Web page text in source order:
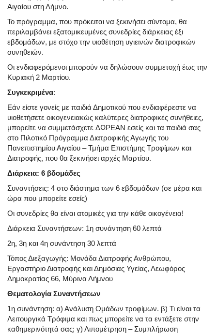
Αιγαίου στη Λήμνο.
Το πρόγραμμα, που πρόκειται να ξεκινήσει σύντομα, θα
περιλαμβάνει εξατομικευμένες συνεδρίες διάρκειας έξι
εβδομάδων, με στόχο την υιοθέτηση υγιεινών διατροφικών
συνηθειών.
Οι ενδιαφερόμενοι μπορούν να δηλώσουν συμμετοχή έως την
Κυριακή 2 Μαρτίου.
Συγκεκριμένα:
Εάν είστε γονείς με παιδιά Δημοτικού που ενδιαφέρεστε να
υιοθετήσετε οικογενειακώς καλύτερες διατροφικές συνήθειες,
μπορείτε να συμμετάσχετε ΔΩΡΕΑΝ εσείς και τα παιδιά σας
στο Πιλοτικό Πρόγραμμα Διατροφικής Αγωγής του
Πανεπιστημίου Αιγαίου – Τμήμα Επιστήμης Τροφίμων και
Διατροφής, που θα ξεκινήσει αρχές Μαρτίου.
Διάρκεια: 6 βδομάδες
Συναντήσεις: 4 στο διάστημα των 6 εβδομάδων (σε μέρα και
ώρα που μπορείτε εσείς)
Οι συνεδρίες θα είναι ατομικές για την κάθε οικογένεια!
Διάρκεια Συναντήσεων: 1η συνάντηση 60 λεπτά
2η, 3η και 4η συνάντηση 30 λεπτά
Τόπος Διεξαγωγής: Μονάδα Διατροφής Ανθρώπου,
Εργαστήριο Διατροφής και Δημόσιας Υγείας, Λεωφόρος
Δημοκρατίας 66, Μύρινα Λήμνου
Θεματολογία Συναντήσεων
1η συνάντηση: α) Ανάλυση Ομάδων τροφίμων. β) Τι είναι τα
Λειτουργικά Τρόφιμα και πως μπορείτε να τα εντάξετε στην
καθημερινότητά σας; γ) Λιπομέτρηση – Συμπλήρωση